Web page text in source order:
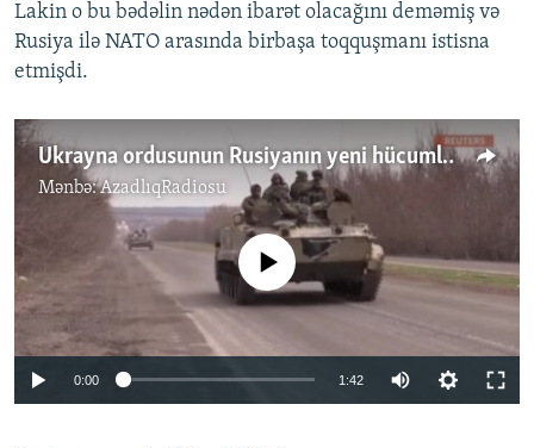
Lakin o bu bədəlin nədən ibarət olacağını deməmiş və
Rusiya ilə NATO arasında birbaşa toqquşmanı istisna
etmişdi.
Ukrayna ordusunun Rusiyanın yeni hücumlarını dəf etdiyi bildirilir
Mənbə:AzadlıqRadiosu
No media source currently available
0:00 1:42